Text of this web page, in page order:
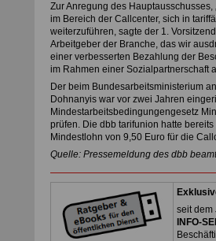
Zur Anregung des
im Bereich der Callcenter, sich in
weiterzuführen, sagte der 1.
Arbeitgeber der Branche, das wir
einer verbesserten Bezahlung der
im Rahmen einer Sozialpartnerschaft
Der beim Bundesarbeitsministerium
Dohnanyis war vor zwei Jahren
Mindestarbeitsbedingungengesetz
prüfen. Die dbb tarifunion hatte
Mindestlohn von 9,50 Euro für die
Quelle: Pressemeldung des dbb
seit dem
INFO-